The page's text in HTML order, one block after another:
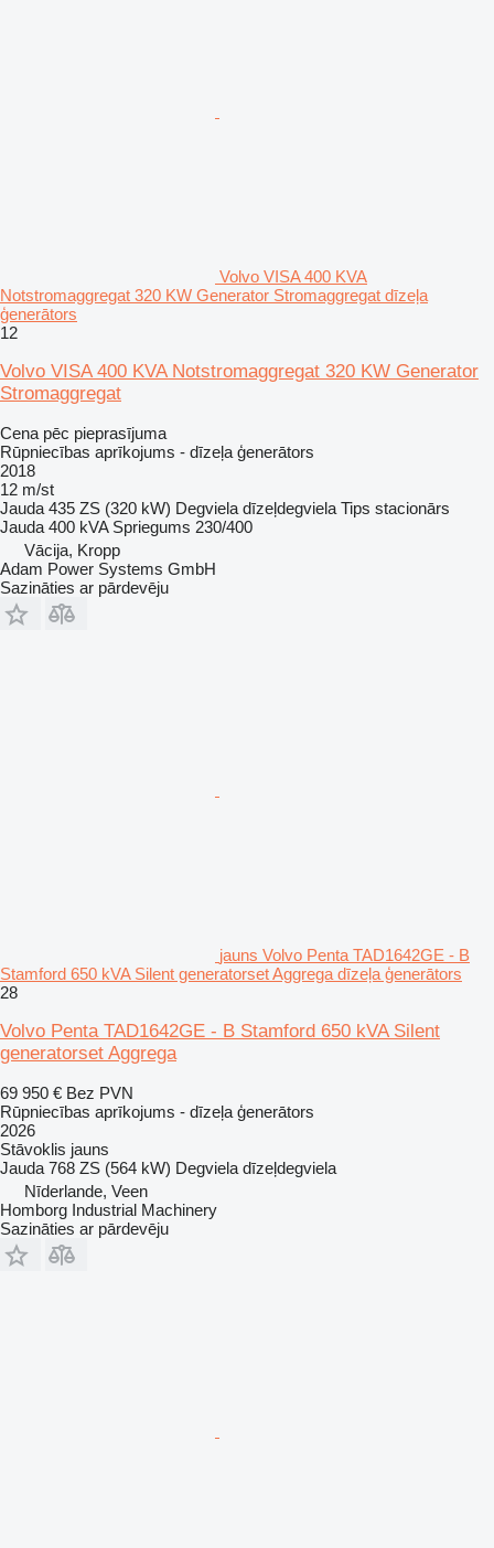
Volvo VISA 400 KVA
Notstromaggregat 320 KW Generator Stromaggregat dīzeļa
ģenerātors
12
Volvo VISA 400 KVA Notstromaggregat 320 KW Generator
Stromaggregat
Cena pēc pieprasījuma
Rūpniecības aprīkojums - dīzeļa ģenerātors
2018
12 m/st
Jauda 435 ZS (320 kW) Degviela dīzeļdegviela Tips stacionārs
Jauda 400 kVA Spriegums 230/400
Vācija, Kropp
Adam Power Systems GmbH
Sazināties ar pārdevēju
jauns Volvo Penta TAD1642GE - B
Stamford 650 kVA Silent generatorset Aggrega dīzeļa ģenerātors
28
Volvo Penta TAD1642GE - B Stamford 650 kVA Silent
generatorset Aggrega
69 950 € Bez PVN
Rūpniecības aprīkojums - dīzeļa ģenerātors
2026
Stāvoklis jauns
Jauda 768 ZS (564 kW) Degviela dīzeļdegviela
Nīderlande, Veen
Homborg Industrial Machinery
Sazināties ar pārdevēju